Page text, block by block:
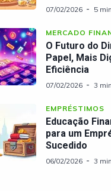
07/02/2026 5
MERCADO
O Futuro do
Papel, Mais
Eficiência
07/02/2026 3
EMPRÉSTIMOS
Educação
para um
Sucedido
06/02/2026 3